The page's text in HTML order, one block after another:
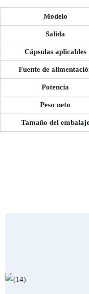
Modelo
Salida
Cápsulas aplicables
Fuente de
Potencia
Peso neto
Tamaño del